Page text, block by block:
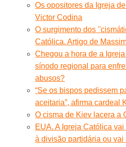
Os opositores da Igreja
Victor Codina
O surgimento dos
Católica. Artigo de
Chegou a hora de a
sínodo regional para
abusos?
“Se os bispos pedissem
aceitaria”, afirma cardeal
O cisma de Kiev lacera a
EUA. A Igreja Católica
à divisão partidária ou